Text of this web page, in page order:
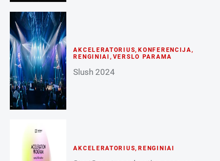
AKCELERATORIUS, KONFERENCIJA,
RENGINIAI , VERSLO PARAMA
Slush 2024
AKCELERATORIUS, RENGINIAI